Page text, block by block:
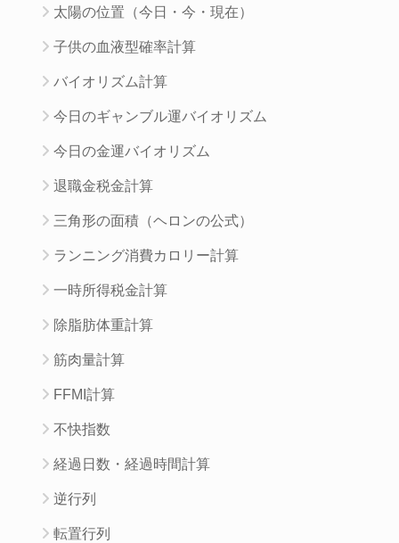
太陽の位置（今日・今・現在）
子供の血液型確率計算
バイオリズム計算
今日のギャンブル運バイオリズム
今日の金運バイオリズム
退職金税金計算
三角形の面積（ヘロンの公式）
ランニング消費カロリー計算
一時所得税金計算
除脂肪体重計算
筋肉量計算
FFMI計算
不快指数
経過日数・経過時間計算
逆行列
転置行列